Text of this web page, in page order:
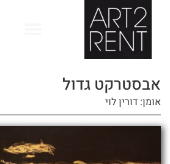
אבסטרקט גדול
אומן: דורין לוי